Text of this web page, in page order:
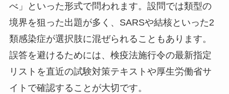
べ」といった形式で問われます。設問では類型の
境界を狙った出題が多く、SARSや結核といった2
類感染症が選択肢に混ぜられることもあります。
誤答を避けるためには、検疫法施行令の最新指定
リストを直近の試験対策テキストや厚生労働省サ
イトで確認することが大切です。